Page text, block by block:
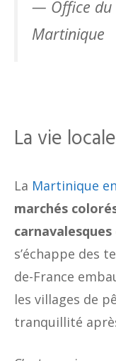
— Office
Martinique
La vie
La Martinique
marchés
carnavalesques
s’échappe des
de-France
les villages de
tranquillité